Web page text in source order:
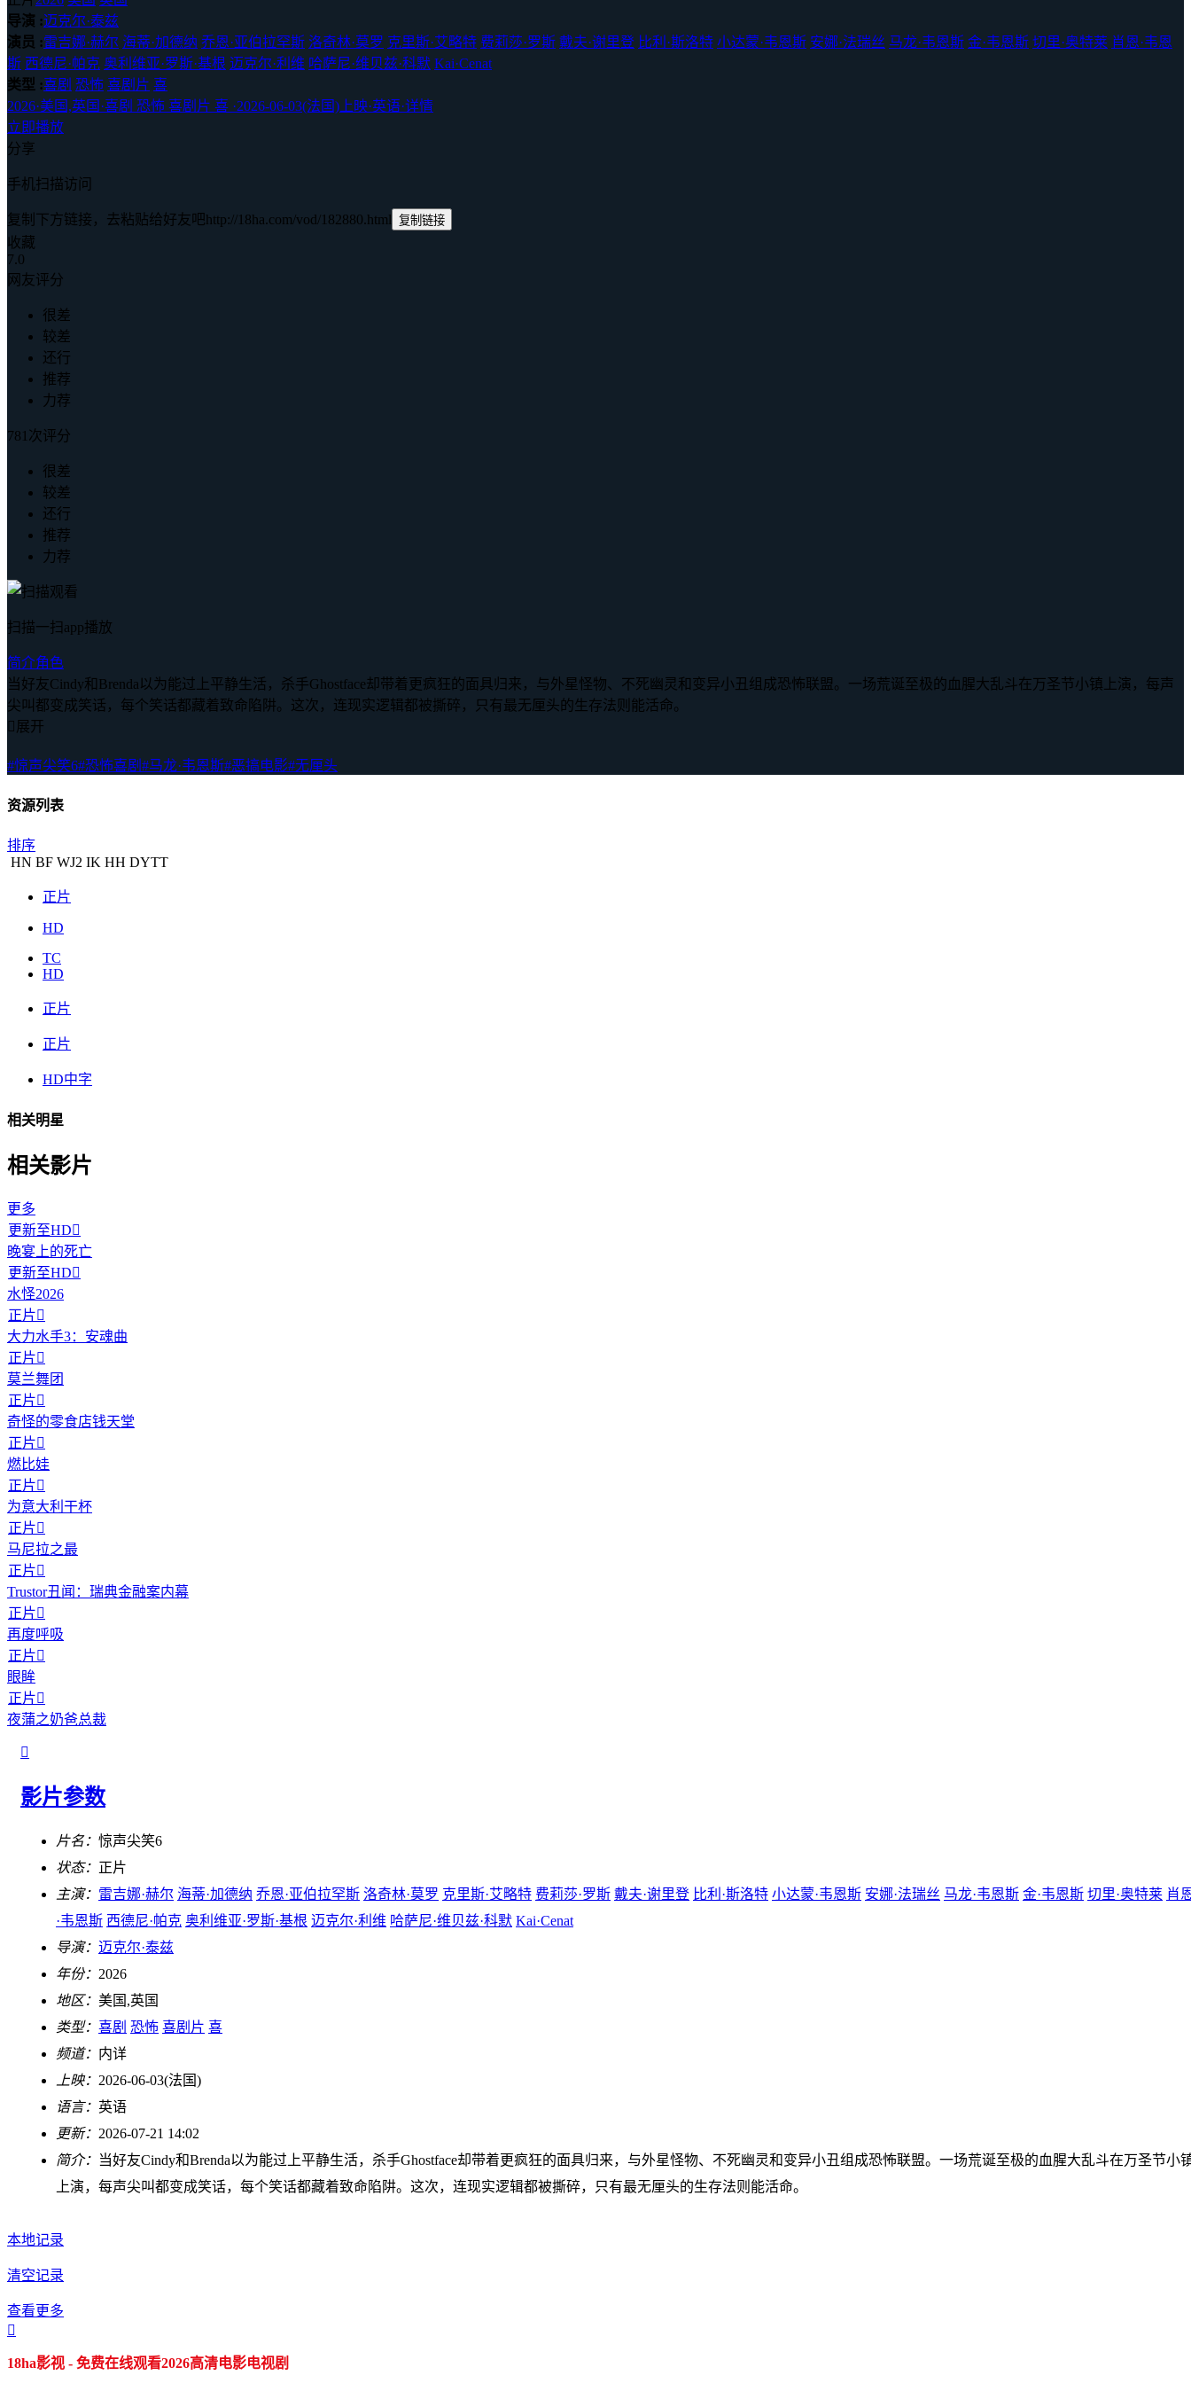
导演 :迈克尔·泰兹
演员 :雷吉娜·赫尔 海蒂·加德纳 乔恩·亚伯拉罕斯 洛奇林·莫罗 克里斯·艾略特 费莉莎·罗斯 戴夫·谢里登 比利·斯洛特 小达蒙·韦恩斯 安娜·法瑞丝 马龙·韦恩斯 金·韦恩斯 切里·奥特莱 肖恩·韦恩
斯 西德尼·帕克 奥利维亚·罗斯·基根 迈克尔·利维 哈萨尼·维贝兹·科默 Kai·Cenat
类型 :喜剧 恐怖 喜剧片 喜
2026·美国,英国 ·喜剧 恐怖 喜剧片 喜 ·2026-06-03(法国)上映·英语·详情
立即播放
分享
手机扫描访问
复制下方链接，去粘贴给好友吧http://18ha.com/vod/182880.html 复制链接
收藏
7.0
网友评分
很差
较差
还行
推荐
力荐
781次评分
很差
较差
还行
推荐
力荐
扫描一扫app播放
简介角色
当好友Cindy和Brenda以为能过上平静生活，杀手Ghostface却带着更疯狂的面具归来，与外星怪物、不死幽灵和变异小丑组成恐怖联盟。一场荒诞至极的血腥大乱斗在万圣节小镇上演，每声
尖叫都变成笑话，每个笑话都藏着致命陷阱。这次，连现实逻辑都被撕碎，只有最无厘头的生存法则能活命。
 展开
#惊声尖笑6#恐怖喜剧 #马龙·韦恩斯#恶搞电影#无厘头
资源列表
排序
HN BF WJ2 IK HH DYTT
正片
HD
TC
HD
正片
正片
HD中字
相关明星
相关影片
更多
更新至HD
晚宴上的死亡
更新至HD
水怪2026
正片
大力水手3：安魂曲
正片
莫兰舞团
正片
奇怪的零食店钱天堂
正片
燃比娃
正片
为意大利干杯
正片
马尼拉之最
正片
Trustor丑闻：瑞典金融案内幕
正片
再度呼吸
正片
眼眸
正片
夜蒲之奶爸总裁

影片参数
片名： 惊声尖笑6
状态： 正片
主演： 雷吉娜·赫尔 海蒂·加德纳 乔恩·亚伯拉罕斯 洛奇林·莫罗 克里斯·艾略特 费莉莎·罗斯 戴夫·谢里登 比利·斯洛特 小达蒙·韦恩斯 安娜·法瑞丝 马龙·韦恩斯 金·韦恩斯 切里·奥特莱 肖
·韦恩斯 西德尼·帕克 奥利维亚·罗斯·基根 迈克尔·利维 哈萨尼·维贝兹·科默 Kai·Cenat
导演： 迈克尔·泰兹
年份： 2026
地区： 美国,英国
类型： 喜剧 恐怖 喜剧片 喜
频道： 内详
上映： 2026-06-03(法国)
语言： 英语
更新： 2026-07-21 14:02
简介： 当好友Cindy和Brenda以为能过上平静生活，杀手Ghostface却带着更疯狂的面具归来，与外星怪物、不死幽灵和变异小丑组成恐怖联盟。一场荒诞至极的血腥大乱斗在万圣节小
上演，每声尖叫都变成笑话，每个笑话都藏着致命陷阱。这次，连现实逻辑都被撕碎，只有最无厘头的生存法则能活命。
本地记录
清空记录
查看更多

18ha影视 - 免费在线观看2026高清电影电视剧